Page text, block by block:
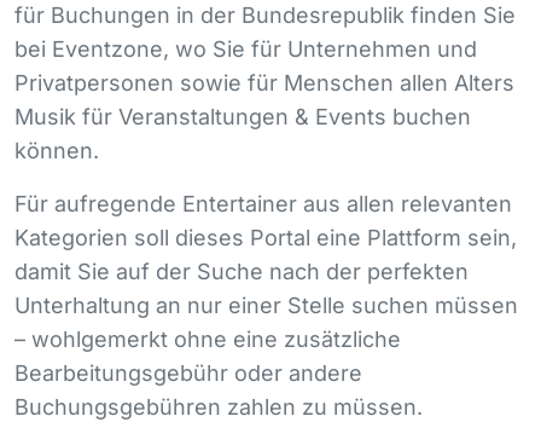
für Buchungen in der Bundesrepublik finden Sie
bei Eventzone, wo Sie für Unternehmen und
Privatpersonen sowie für Menschen allen Alters
Musik für Veranstaltungen & Events buchen
können.
Für aufregende Entertainer aus allen relevanten
Kategorien soll dieses Portal eine Plattform sein,
damit Sie auf der Suche nach der perfekten
Unterhaltung an nur einer Stelle suchen müssen
– wohlgemerkt ohne eine zusätzliche
Bearbeitungsgebühr oder andere
Buchungsgebühren zahlen zu müssen.